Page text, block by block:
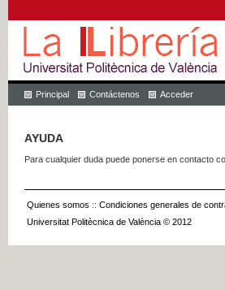
Principal Contáctenos Acceder
AYUDA
Para cualquier duda puede ponerse en contacto
Quienes somos :: Condiciones generales de
Universitat Politècnica de València © 2012